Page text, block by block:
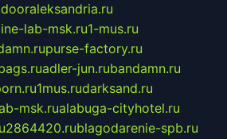
dooraleksandria.ru
lab-msk.ru1-mus.ru
purse-factory.ru
adler-jun.rubandamn.ru
1mus.rudarksand.ru
msk.rualabuga-cityhotel.ru
2864420.rublagodarenie-spb.ru